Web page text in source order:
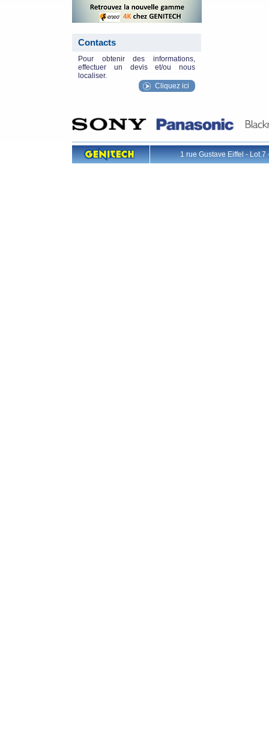
Contacts
Pour obtenir des informations,
effectuer un devis et/ou nous
localiser.
Cliquez ici
1 rue Gustave Eiffel -